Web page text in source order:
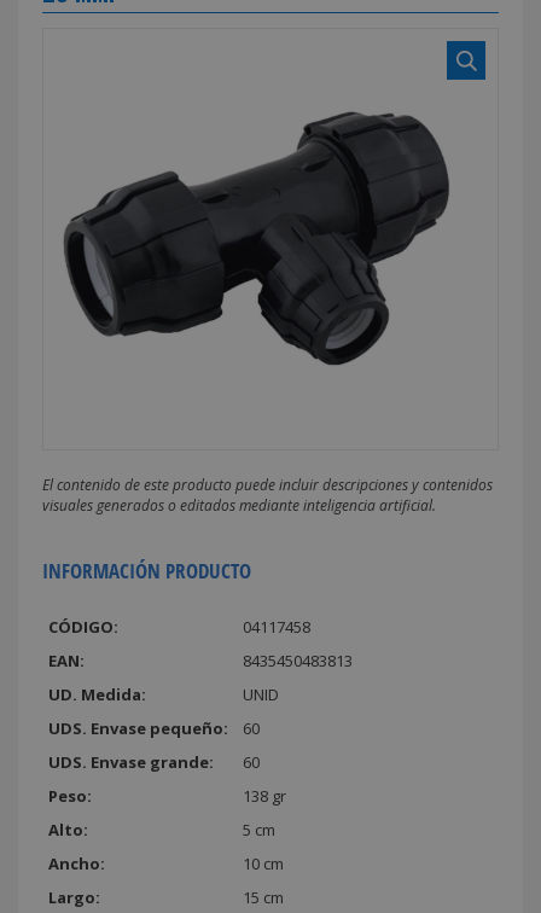
El contenido de este producto puede incluir descripciones y contenidos
visuales generados o editados mediante inteligencia artificial.
INFORMACIÓN PRODUCTO
CÓDIGO:
04117458
EAN:
8435450483813
UD. Medida:
UNID
UDS. Envase pequeño:
60
UDS. Envase grande:
60
Peso:
138 gr
Alto:
5 cm
Ancho:
10 cm
Largo:
15 cm